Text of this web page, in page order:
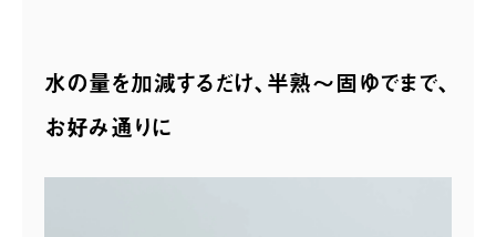
水の量を加減するだけ、半熟〜固ゆでまで、
お好み通りに